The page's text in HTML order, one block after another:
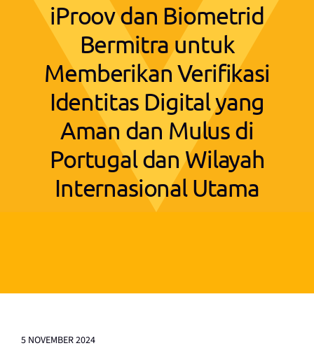
iProov dan Biometrid
Bermitra untuk
Memberikan Verifikasi
Identitas Digital yang
Aman dan Mulus di
Portugal dan Wilayah
Internasional Utama
5 NOVEMBER 2024